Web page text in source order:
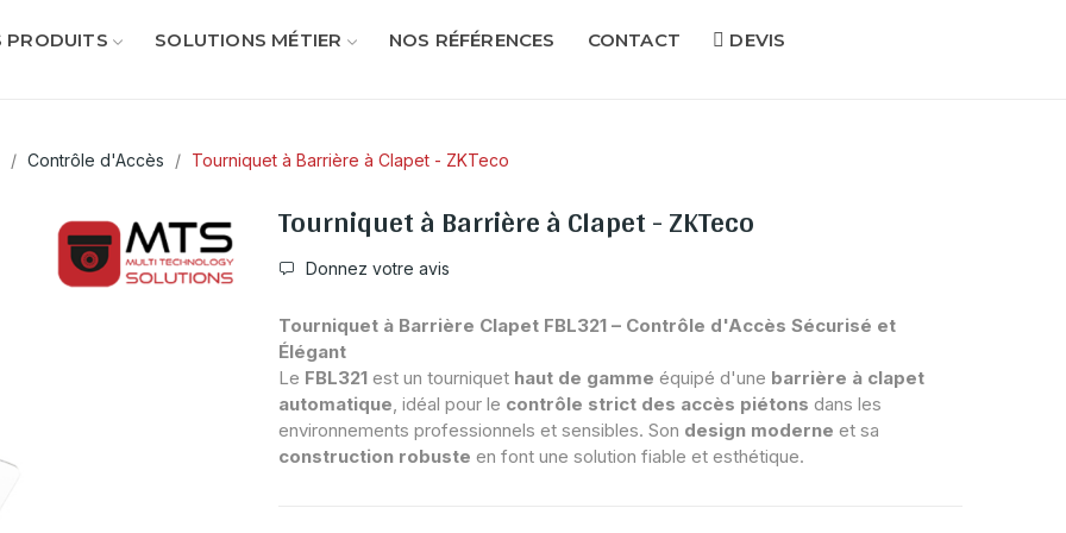
PRODUITS SOLUTIONS MÉTIER NOS RÉFÉRENCES CONTACT DEVIS
Contrôle d'Accès Tourniquet à Barrière à Clapet - ZKTeco
Tourniquet à Barrière à Clapet - ZKTeco
Donnez votre avis
Tourniquet à Barrière Clapet FBL321 – Contrôle d'Accès Sécurisé et
Élégant
Le FBL321 est un tourniquet haut de gamme équipé d'une barrière à clapet
automatique, idéal pour le contrôle strict des accès piétons dans les
environnements professionnels et sensibles. Son design moderne et sa
construction robuste en font une solution fiable et esthétique.